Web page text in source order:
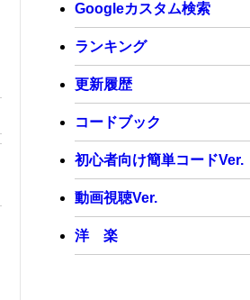
Googleカスタム検索
ランキング
更新履歴
コードブック
初心者向け簡単コードVer.
動画視聴Ver.
洋 楽